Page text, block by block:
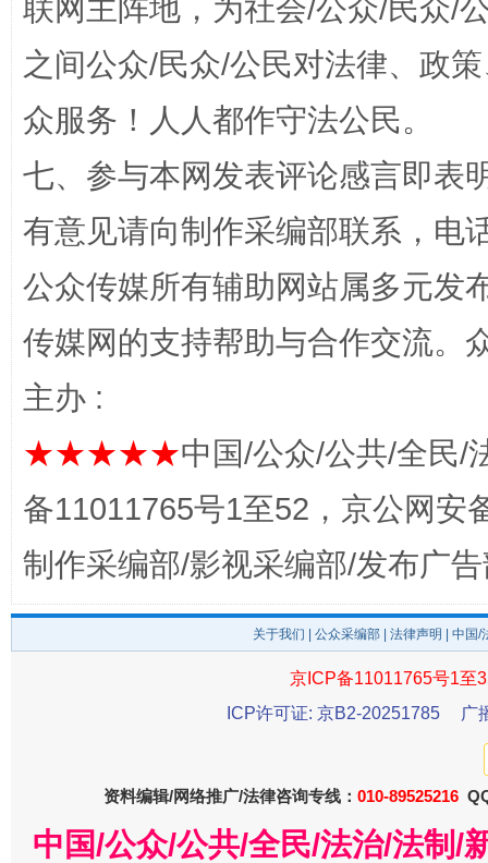
完善运行机制助力责任有效落实
东山县通报“牛蛙产品抗生素超标问题”
一
联网主阵地，为社会/公众/民众/
之间公众/民众/公民对法律、政
众服务！人人都作守法公民。
七、参与本网发表评论感言即表
有意见请向制作采编部联系，电
公众传媒所有辅助网站属多元发
传媒网的支持帮助与合作交流。
主办 :
★★★★★中国/公众/公共/全民/
备11011765号1至52，京公网安
制作采编部/影视采编部/发布广
关于我们 公众采编部 法律声明 | 中国
京ICP备11011765号1至
ICP许可证: 京B2-20251785
广
资料编辑/网络推广/法律咨询专线： 010-89525216
中国/公众/公共/全民/法治/法制/